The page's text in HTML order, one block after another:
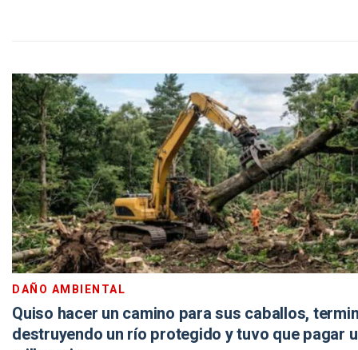
DAÑO AMBIENTAL
Quiso hacer un camino para sus caballos,
destruyendo un río protegido y tuvo que pagar